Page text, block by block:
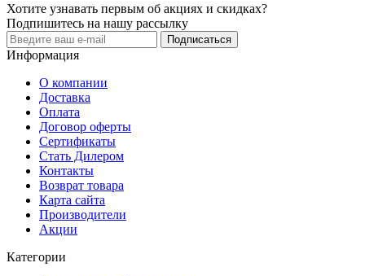
Хотите узнавать первым об акциях и скидках?
Подпишитесь на нашу рассылку
Подписаться
Информация
О компании
Доставка
Оплата
Договор оферты
Сертификаты
Стать Дилером
Контакты
Возврат товара
Карта сайта
Производители
Акции
Категории